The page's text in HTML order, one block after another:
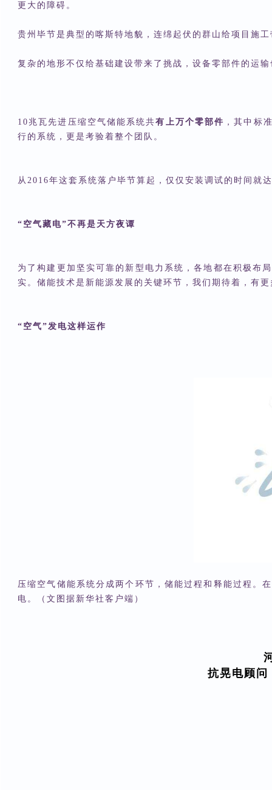
更大的障碍。
贵州毕节是典型的喀斯特地貌，连绵起伏的群山给项目施
复杂的地形不仅给基础建设带来了挑战，设备零部件的运
10兆瓦先进压缩空气储能系统共有上万个零部件 ，其中标
行的系统，更是考验着整个团队。
从2016年这套系统落户毕节算起，仅仅安装调试的时间就
“空气藏电”不再是天方夜谭
为了构建更加坚实可靠的新型电力系统，各地都在积极布
实。储能技术是新能源发展的关键环节，我们期待着，有
“空气”发电这样运作
压缩空气储能系统分成两个环节，储能过程和释能过程。
电。（文图据新华社客户端）
抗晃电顾